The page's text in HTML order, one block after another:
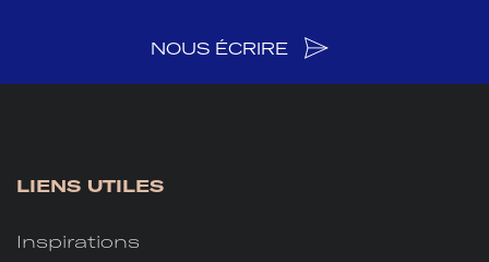
NOUS ÉCRIRE
LIENS UTILES
Inspirations